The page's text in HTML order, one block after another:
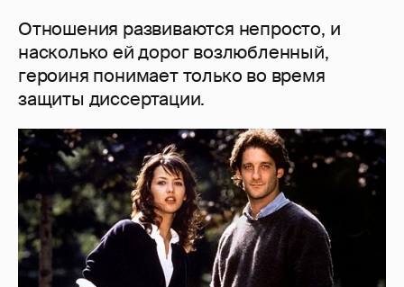
Отношения развиваются непросто, и
насколько ей дорог возлюбленный,
героиня понимает только во время
защиты диссертации.